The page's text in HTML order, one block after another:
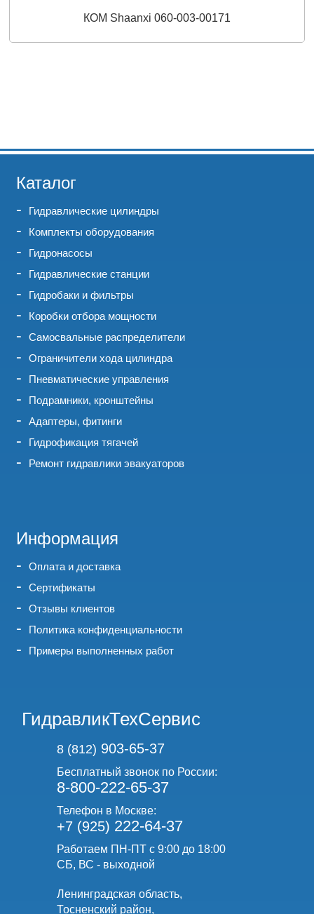
КОМ Shaanxi 060-003-00171
Каталог
Гидравлические цилиндры
Комплекты оборудования
Гидронасосы
Гидравлические станции
Гидробаки и фильтры
Коробки отбора мощности
Самосвальные распределители
Ограничители хода цилиндра
Пневматические управления
Подрамники, кронштейны
Адаптеры, фитинги
Гидрофикация тягачей
Ремонт гидравлики эвакуаторов
Информация
Оплата и доставка
Сертификаты
Отзывы клиентов
Политика конфиденциальности
Примеры выполненных работ
ГидравликТехСервис
8 (812) 903-65-37
Бесплатный звонок по России:
8-800-222-65-37
Телефон в Москве:
+7 (925) 222-64-37
Работаем ПН-ПТ с 9:00 до 18:00
СБ, ВС - выходной
Ленинградская область,
Тосненский район,